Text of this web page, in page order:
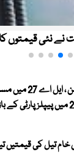
نے نئی قیمتوں
آزاد کشمیر
تیل کی قیمتیں